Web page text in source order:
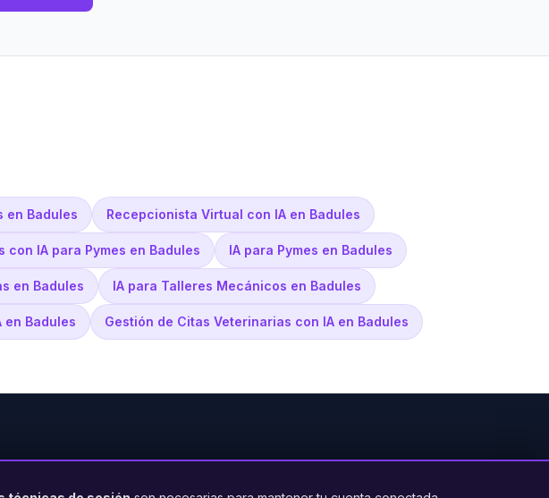
en Badules Recepcionista Virtual con IA en Badules
con IA para Pymes en Badules IA para Pymes en Badules
en Badules IA para Talleres Mecánicos en Badules
en Badules Gestión de Citas Veterinarias con IA en Badules